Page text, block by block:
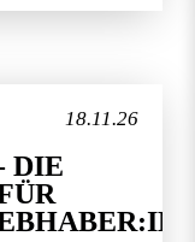
18.11.26
DIE